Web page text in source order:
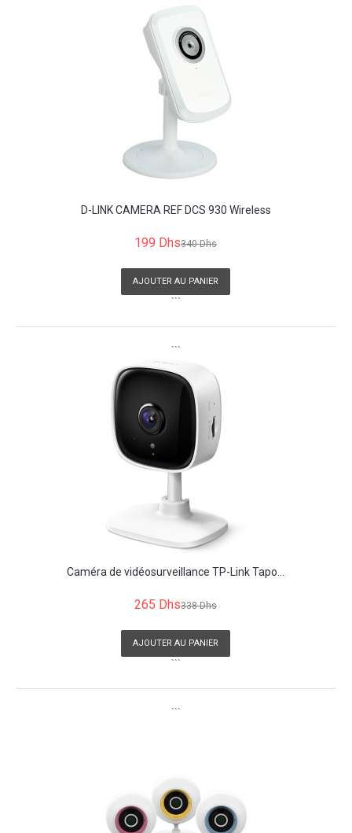
D-LINK CAMERA REF DCS 930 Wireless
199 Dhs340 Dhs
AJOUTER AU PANIER
```
```
Caméra de vidéosurveillance TP-Link Tapo...
265 Dhs338 Dhs
AJOUTER AU PANIER
```
```